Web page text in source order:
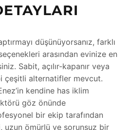
düşünüyorsanız, farklı
arasından evinize en
Sabit, açılır-kapanır veya
çeşitli alternatifler mevcut.
kendine has iklim
göz önünde
bir ekip tarafından
uzun ömürlü ve sorunsuz bir